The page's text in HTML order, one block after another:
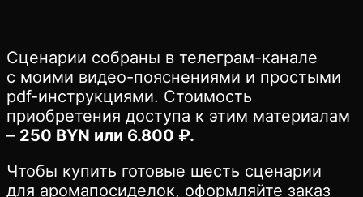
Сценарии собраны в телеграм-канале
с моими видео-пояснениями и простыми
pdf-инструкциями. Стоимость
приобретения доступа к этим материалам
– 250 BYN или 6.800 ₽.
Чтобы купить готовые шесть сценарии
для аромапосиделок, оформляйте заказ